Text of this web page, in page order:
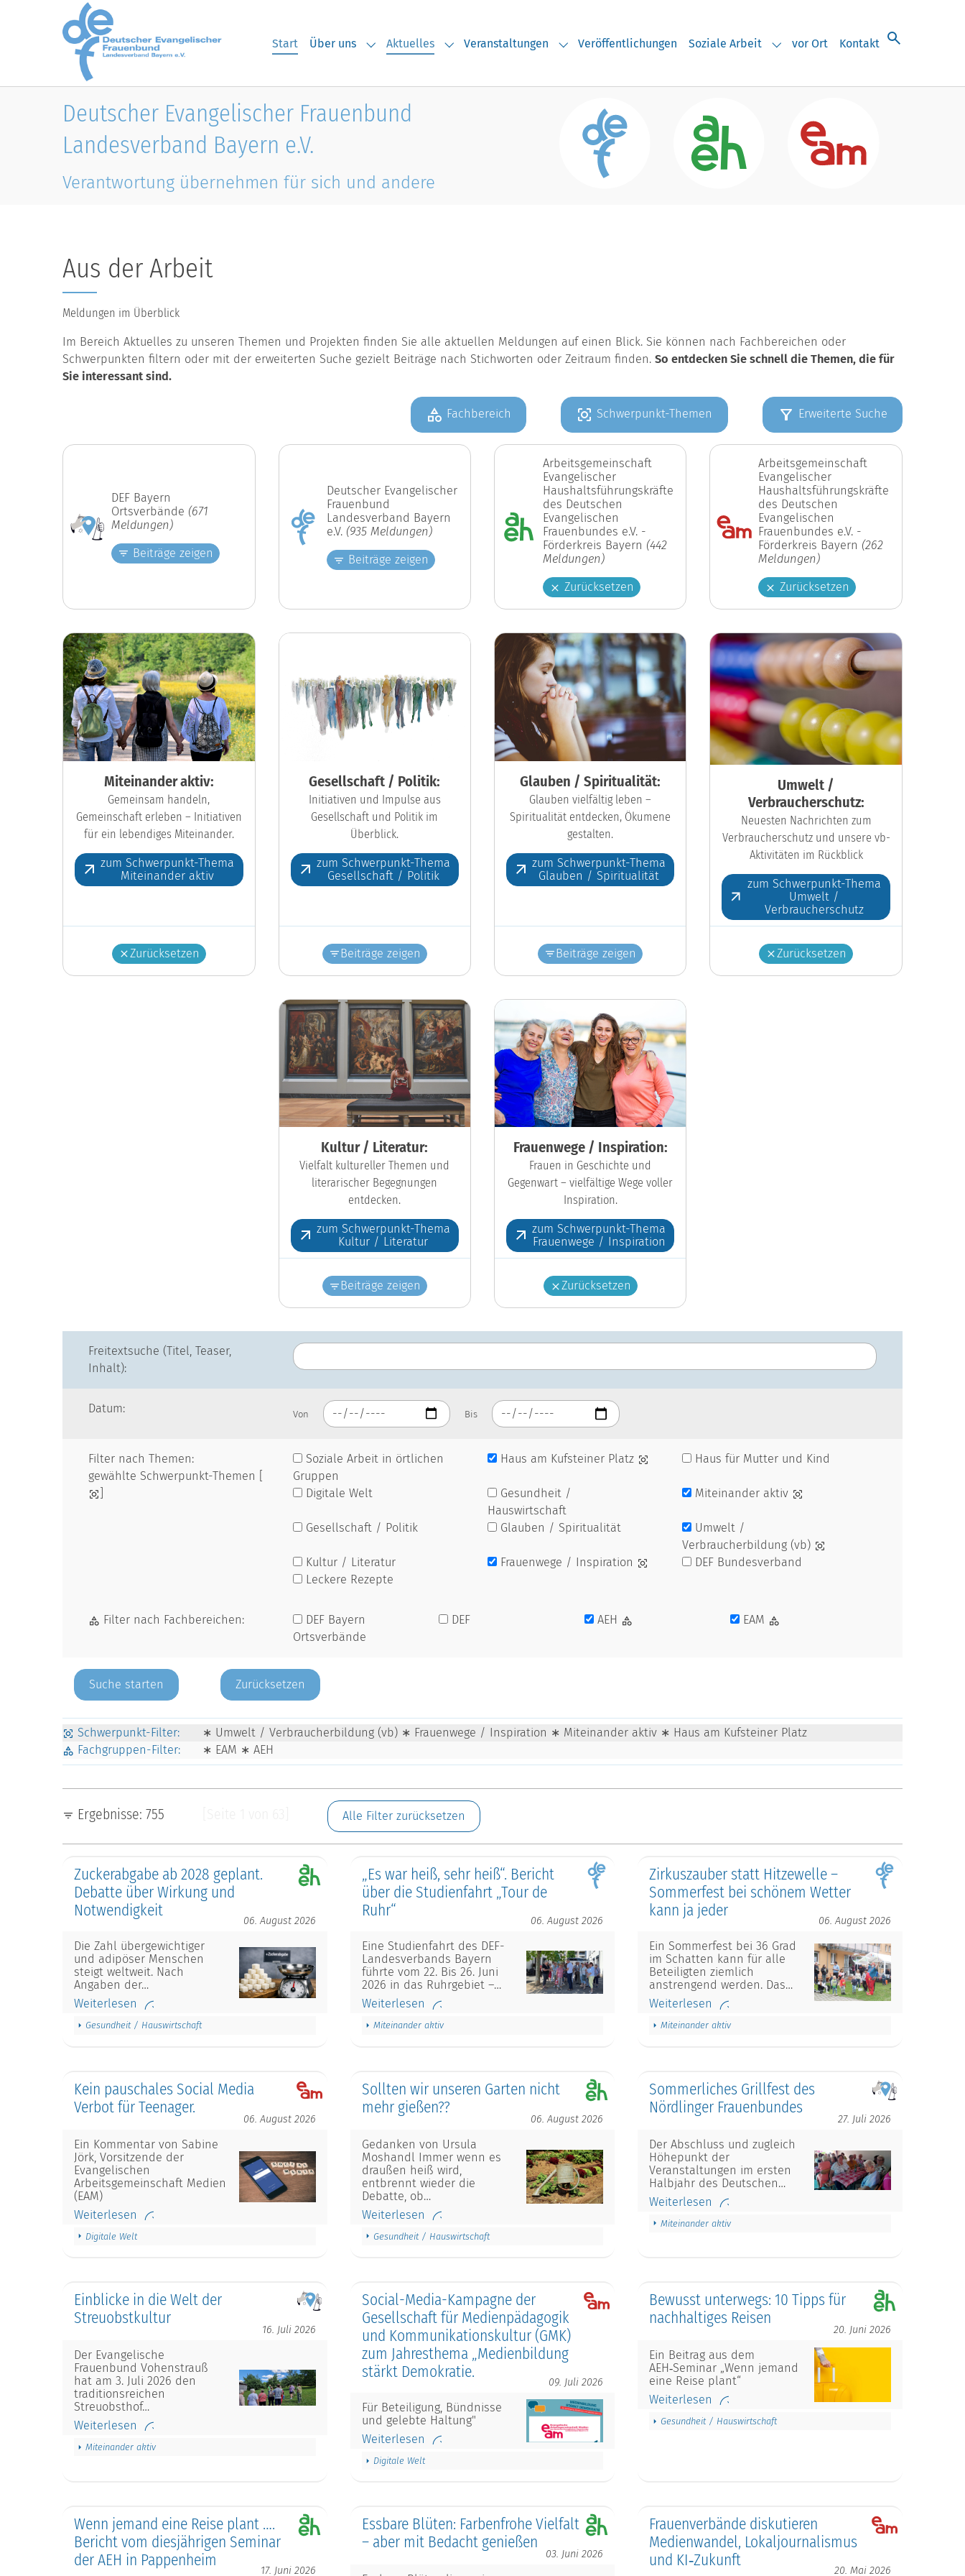
Skip to main content
Start Über uns
Submenu for "Über uns"
Aktuelles(current)
Submenu for "Aktuelles"
Veranstaltungen
Submenu for "Veranstaltungen"
Veröffentlichungen Soziale Arbeit
Submenu for "Soziale Arbeit"
vor Ort Kontakt
Deutscher Evangelischer Frauenbund
Landesverband Bayern e.V.
Verantwortung übernehmen für sich und andere
Aus der Arbeit
Meldungen im Überblick
Im Bereich Aktuelles zu unseren Themen und Projekten finden Sie alle aktuellen Meldungen auf einen Blick. Sie können nach Fachbereichen oder
Schwerpunkten filtern oder mit der erweiterten Suche gezielt Beiträge nach Stichworten oder Zeitraum finden.So entdecken Sie schnell die Themen, die für
Sie interessant sind.
Fachbereich Schwerpunkt-Themen Erweiterte Suche
DEF Bayern
Ortsverbände (671
Meldungen)
Beiträge zeigen
Deutscher Evangelischer
Frauenbund
Landesverband Bayern
e.V. (935 Meldungen)
Beiträge zeigen
Arbeitsgemeinschaft
Evangelischer
Haushaltsführungskräfte
des Deutschen
Evangelischen
Frauenbundes e.V. -
Förderkreis Bayern (442
Meldungen)
Zurücksetzen
Arbeitsgemeinschaft
Evangelischer
Haushaltsführungskräfte
des Deutschen
Evangelischen
Frauenbundes e.V. -
Förderkreis Bayern (262
Meldungen)
Zurücksetzen
Miteinander aktiv:
Gemeinsam handeln,
Gemeinschaft erleben – Initiativen
für ein lebendiges Miteinander.
zum Schwerpunkt-Thema
Miteinander aktiv
Zurücksetzen
Gesellschaft / Politik:
Initiativen und Impulse aus
Gesellschaft und Politik im
Überblick.
zum Schwerpunkt-Thema
Gesellschaft / Politik
Beiträge zeigen
Glauben / Spiritualität:
Glauben vielfältig leben –
Spiritualität entdecken, Ökumene
gestalten.
zum Schwerpunkt-Thema
Glauben / Spiritualität
Beiträge zeigen
Umwelt /
Verbraucherschutz:
Neuesten Nachrichten zum
Verbraucherschutz und unsere vb-
Aktivitäten im Rückblick
zum Schwerpunkt-Thema
Umwelt /
Verbraucherschutz
Zurücksetzen
Kultur / Literatur:
Vielfalt kultureller Themen und
literarischer Begegnungen
entdecken.
zum Schwerpunkt-Thema
Kultur / Literatur
Beiträge zeigen
Frauenwege / Inspiration:
Frauen in Geschichte und
Gegenwart – vielfältige Wege voller
Inspiration.
zum Schwerpunkt-Thema
Frauenwege / Inspiration
Zurücksetzen
Freitextsuche (Titel, Teaser,
Inhalt):
Datum: Von Bis
Filter nach Themen:
gewählte Schwerpunkt-Themen [
Soziale Arbeit in örtlichen
Gruppen
Haus am Kufsteiner Platz Haus für Mutter und Kind
Digitale Welt
Gesundheit /
Hauswirtschaft
Miteinander aktiv
Gesellschaft / Politik Glauben / Spiritualität
Umwelt /
Verbraucherbildung (vb)
Kultur / Literatur
Frauenwege / Inspiration
DEF Bundesverband
Leckere Rezepte
Filter nach Fachbereichen:
DEF Bayern
Ortsverbände
DEF AEH EAM
Zurücksetzen
Schwerpunkt-Filter:
∗ Umwelt / Verbraucherbildung (vb) ∗ Frauenwege / Inspiration ∗ Miteinander aktiv ∗ Haus am Kufsteiner Platz
Fachgruppen-Filter:
∗ EAM ∗ AEH
Ergebnisse: 755 Alle Filter zurücksetzen
Zuckerabgabe ab 2028 geplant.
Debatte über Wirkung und
Notwendigkeit
06. August 2026
Die Zahl übergewichtiger
und adipöser Menschen
steigt weltweit. Nach
Angaben der…
Weiterlesen
Gesundheit / Hauswirtschaft
„Es war heiß, sehr heiß“. Bericht
über die Studienfahrt „Tour de
Ruhr“
06. August 2026
Eine Studienfahrt des DEF-
Landesverbands Bayern
führte vom 22. Bis 26. Juni
2026 in das Ruhrgebiet –…
Weiterlesen
Miteinander aktiv
Zirkuszauber statt Hitzewelle –
Sommerfest bei schönem Wetter
kann ja jeder
06. August 2026
Ein Sommerfest bei 36 Grad
im Schatten kann für alle
Beteiligten ziemlich
anstrengend werden. Das…
Weiterlesen
Miteinander aktiv
Kein pauschales Social Media
Verbot für Teenager.
06. August 2026
Ein Kommentar von Sabine
Jörk, Vorsitzende der
Evangelischen
Arbeitsgemeinschaft Medien
(EAM)
Weiterlesen
Digitale Welt
Sollten wir unseren Garten nicht
mehr gießen??
06. August 2026
Gedanken von Ursula
Moshandl Immer wenn es
draußen heiß wird,
entbrennt wieder die
Debatte, ob…
Weiterlesen
Gesundheit / Hauswirtschaft
Sommerliches Grillfest des
Nördlinger Frauenbundes
27. Juli 2026
Der Abschluss und zugleich
Höhepunkt der
Veranstaltungen im ersten
Halbjahr des Deutschen…
Weiterlesen
Miteinander aktiv
Einblicke in die Welt der
Streuobstkultur
16. Juli 2026
Der Evangelische
Frauenbund Vohenstrauß
hat am 3. Juli 2026 den
traditionsreichen
Streuobsthof…
Weiterlesen
Miteinander aktiv
Social-Media-Kampagne der
Gesellschaft für Medienpädagogik
und Kommunikationskultur (GMK)
zum Jahresthema „Medienbildung
stärkt Demokratie.
09. Juli 2026
Für Beteiligung, Bündnisse
und gelebte Haltung"
Weiterlesen
Digitale Welt
Bewusst unterwegs: 10 Tipps für
nachhaltiges Reisen
20. Juni 2026
Ein Beitrag aus dem
AEH‑Seminar „Wenn jemand
eine Reise plant“
Weiterlesen
Gesundheit / Hauswirtschaft
Wenn jemand eine Reise plant ….
Bericht vom diesjährigen Seminar
der AEH in Pappenheim
17. Juni 2026
Essbare Blüten: Farbenfrohe Vielfalt
– aber mit Bedacht genießen
03. Juni 2026
Frauenverbände diskutieren
Medienwandel, Lokaljournalismus
und KI‑Zukunft
20. Mai 2026